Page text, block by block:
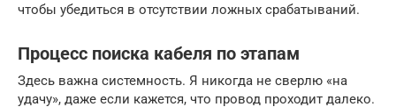
чтобы убедиться в отсутствии ложных срабатываний.
Процесс поиска кабеля по этапам
Здесь важна системность. Я никогда не сверлю «на
удачу», даже если кажется, что провод проходит далеко.